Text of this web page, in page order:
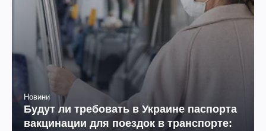
Новини
Будут ли требовать в Украине паспорта
вакцинации для поездок в транспорте: